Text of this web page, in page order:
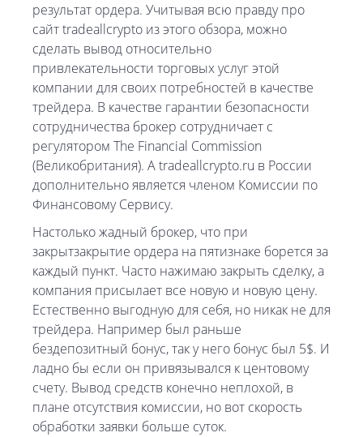
результат ордера. Учитывая всю правду про
сайт tradeallcrypto из этого обзора, можно
сделать вывод относительно
привлекательности торговых услуг этой
компании для своих потребностей в качестве
трейдера. В качестве гарантии безопасности
сотрудничества брокер сотрудничает с
регулятором The Financial Commission
(Великобритания). А tradeallcrypto.ru в России
дополнительно является членом Комиссии по
Финансовому Сервису.
Настолько жадный брокер, что при
закрытзакрытие ордера на пятизнаке борется за
каждый пункт. Часто нажимаю закрыть сделку, а
компания присылает все новую и новую цену.
Естественно выгодную для себя, но никак не для
трейдера. Например был раньше
бездепозитный бонус, так у него бонус был 5$. И
ладно бы если он привязывался к центовому
счету. Вывод средств конечно неплохой, в
плане отсутствия комиссии, но вот скорость
обработки заявки больше суток.